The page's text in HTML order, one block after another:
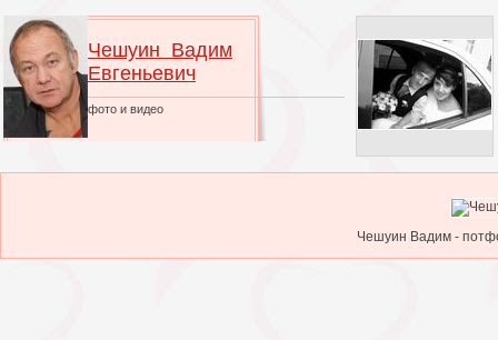
Чешуин Вадим
Евгеньевич
фото и видео
Чешуин Вадим -